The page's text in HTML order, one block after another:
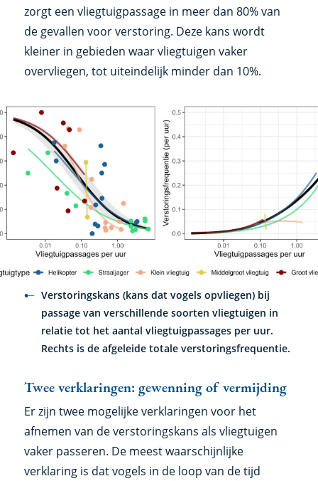
zorgt een vliegtuigpassage in meer dan 80% van
de gevallen voor verstoring. Deze kans wordt
kleiner in gebieden waar vliegtuigen vaker
overvliegen, tot uiteindelijk minder dan 10%.
Verstoringskans (kans dat vogels opvliegen) bij
passage van verschillende soorten vliegtuigen in
relatie tot het aantal vliegtuigpassages per uur.
Rechts is de afgeleide totale verstoringsfrequentie.
Twee verklaringen: gewenning of vermijding
Er zijn twee mogelijke verklaringen voor het
afnemen van de verstoringskans als vliegtuigen
vaker passeren. De meest waarschijnlijke
verklaring is dat vogels in de loop van de tijd